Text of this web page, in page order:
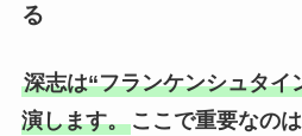
る
深志は“フランケンシュタイ
演します。ここで重要なの